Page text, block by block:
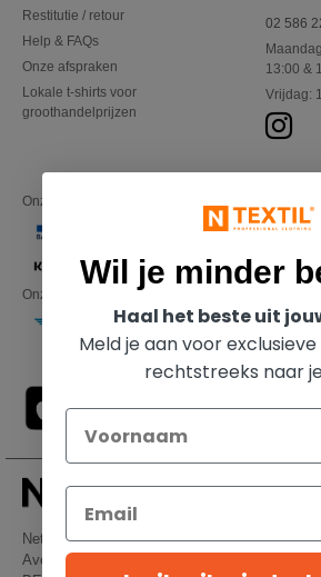
Restitutie / retour
Help & FAQs
Onze afspraken
Lokale t-shirts voor
groothandelprijzen
02 586
13:00 &
Vrijdag:
Onze financiële partners
Onze transporteurs
Netenders Belgium SRL
Avenue Hermann-Debroux 54, 1160, Bruxelles
Wil je minder
Haal het beste uit
Meld je aan voor
rechtstreeks naar